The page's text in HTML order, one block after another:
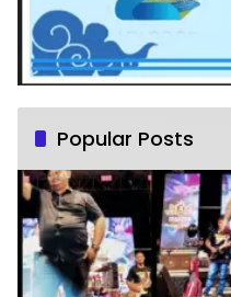
Popular Posts